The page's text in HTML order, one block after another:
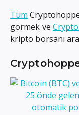
Tüm
görmek ve
kripto borsanı